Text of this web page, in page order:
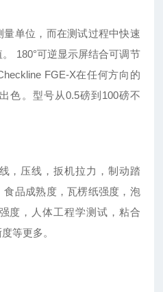
单位，而在测试过程中快速
180°可逆显示屏结合可调节
FGE-X在任何方向的
色。型号从0.5磅到100磅不
，压线，扳机拉力，制动踏
品成熟度，瓦楞纸强度，泡
度，人体工程学测试，粘合
等更多。